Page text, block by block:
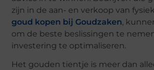
zijn in de aan- en verkoop van
goud kopen bij Goudzaken,
om de beste beslissingen te
investering te optimaliseren.
Het gouden tientje is meer dan